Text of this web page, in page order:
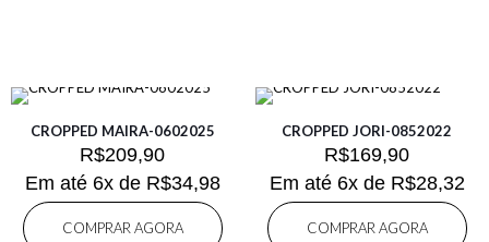
CROPPED MAIRA-0602025
R$209,90
Em até 6x de R$34,98
COMPRAR AGORA
CROPPED JORI-0852022
R$169,90
Em até 6x de R$28,32
COMPRAR AGORA